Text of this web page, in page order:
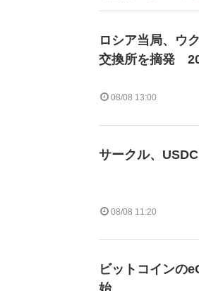
ロシア当局、ウ
交換所を摘発
08/08 13:00
サークル、
08/08 11:20
ビットコインの